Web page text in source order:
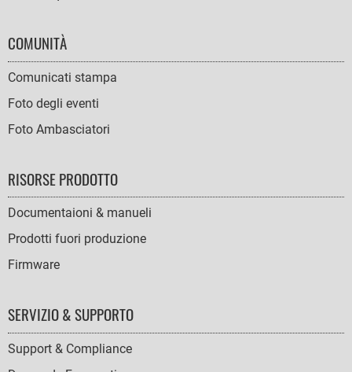
COMUNITÀ
Comunicati stampa
Foto degli eventi
Foto Ambasciatori
RISORSE PRODOTTO
Documentaioni & manueli
Prodotti fuori produzione
Firmware
SERVIZIO & SUPPORTO
Support & Compliance